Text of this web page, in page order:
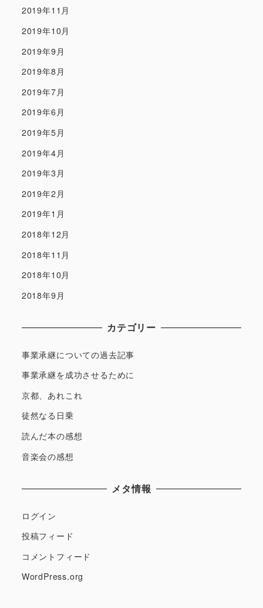
2019年11月
2019年10月
2019年9月
2019年8月
2019年7月
2019年6月
2019年5月
2019年4月
2019年3月
2019年2月
2019年1月
2018年12月
2018年11月
2018年10月
2018年9月
カテゴリー
事業承継についての過去記事
事業承継を成功させるために
京都、あれこれ
徒然なる日乗
読んだ本の感想
音楽会の感想
メタ情報
ログイン
投稿フィード
コメントフィード
WordPress.org